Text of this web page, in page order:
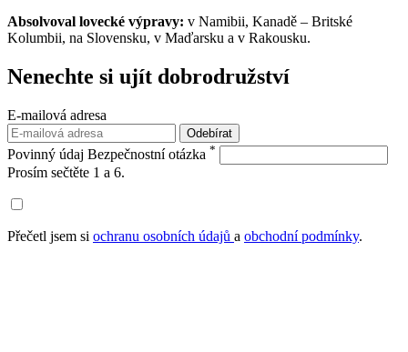
Absolvoval lovecké výpravy: v Namibii, Kanadě – Britské
Kolumbii, na Slovensku, v Maďarsku a v Rakousku.
Nenechte si ujít dobrodružství
E-mailová adresa
Odebírat
Povinný údaj Bezpečnostní otázka *
Prosím sečtěte 1 a 6.
Přečetl jsem si ochranu osobních údajů a obchodní podmínky.